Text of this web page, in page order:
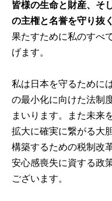
皆様の生命と財産、そ
の主権と名誉を守り抜
果たすために私のすべ
げます。
私は日本を守るために
の最小化に向けた法制
まいります。また未来
拡大に確実に繋がる大
構築するための税制改
安心感喪失に資する政
ございます。